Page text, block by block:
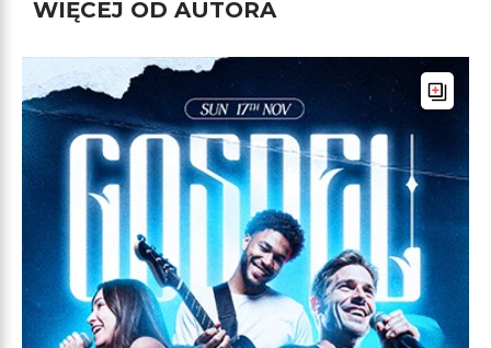
WIĘCEJ OD AUTORA